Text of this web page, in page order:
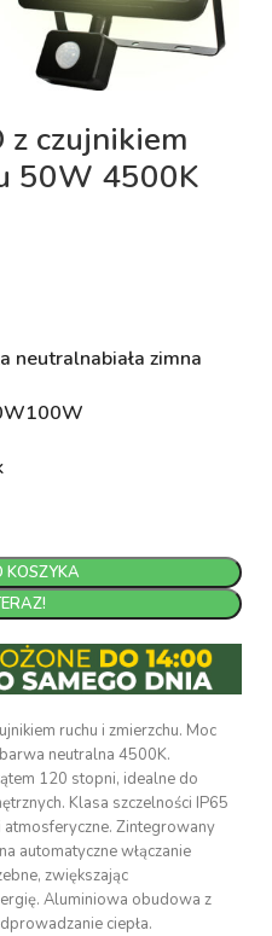
z czujnikiem
50W 4500K
neutralnabiała zimna
100W
KOSZYKA
ruchu i zmierzchu. Moc
neutralna 4500K.
120 stopni, idealne do
Klasa szczelności IP65
Zintegrowany
automatyczne włączanie
zwiększając
Aluminiowa obudowa z
ciepła.